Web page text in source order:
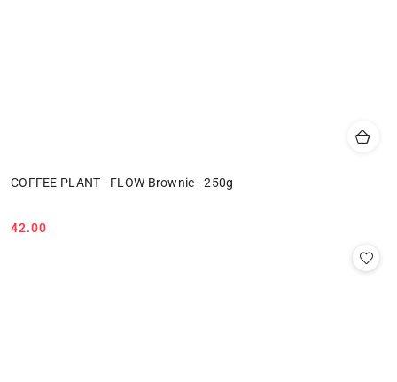
COFFEE PLANT - FLOW Brownie - 250g
Cena:
42.00